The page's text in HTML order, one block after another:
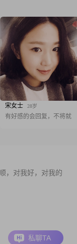
宋女士 28岁
有好感的会回复，不将就
，对我好，对我的
私聊TA